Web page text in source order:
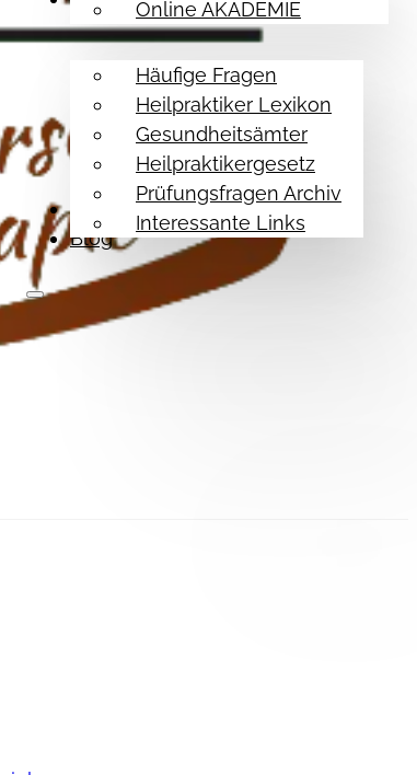
Online AKADEMIE
Häufige Fragen
Heilpraktiker Lexikon
Gesundheitsämter
Heilpraktikergesetz
Prüfungsfragen Archiv
Interessante Links
Referenzen
Blog